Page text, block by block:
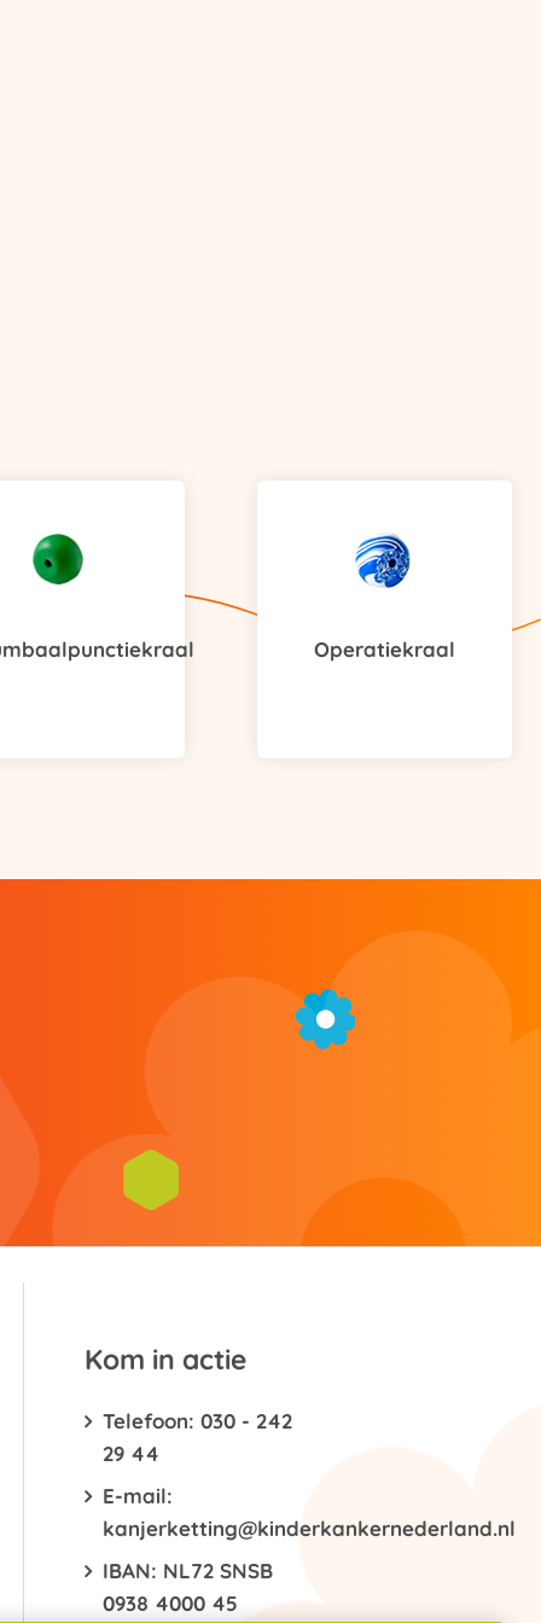
Operatiekraal
Kom in actie
Telefoon: 030 - 242
29 44
E-mail:
kanjerketting@kinderkankernederland.nl
IBAN: NL72 SNSB
0938 4000 45